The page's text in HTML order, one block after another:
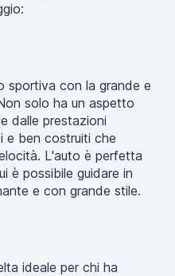
sportiva con la grande e
solo ha un aspetto
dalle prestazioni
e ben costruiti che
L'auto è perfetta
è possibile guidare in
e con grande stile.
ideale per chi ha